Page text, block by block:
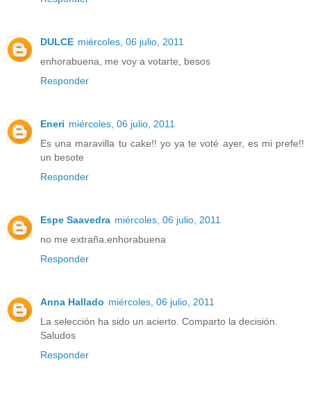
DULCE miércoles, 06 julio, 2011
enhorabuena, me voy a votarte, besos
Responder
Eneri miércoles, 06 julio, 2011
Es una maravilla tu cake!! yo ya te voté ayer, es mi prefe!!
un besote
Responder
Espe Saavedra miércoles, 06 julio, 2011
no me extraña.enhorabuena
Responder
Anna Hallado miércoles, 06 julio, 2011
La selección ha sido un acierto. Comparto la decisión.
Saludos
Responder